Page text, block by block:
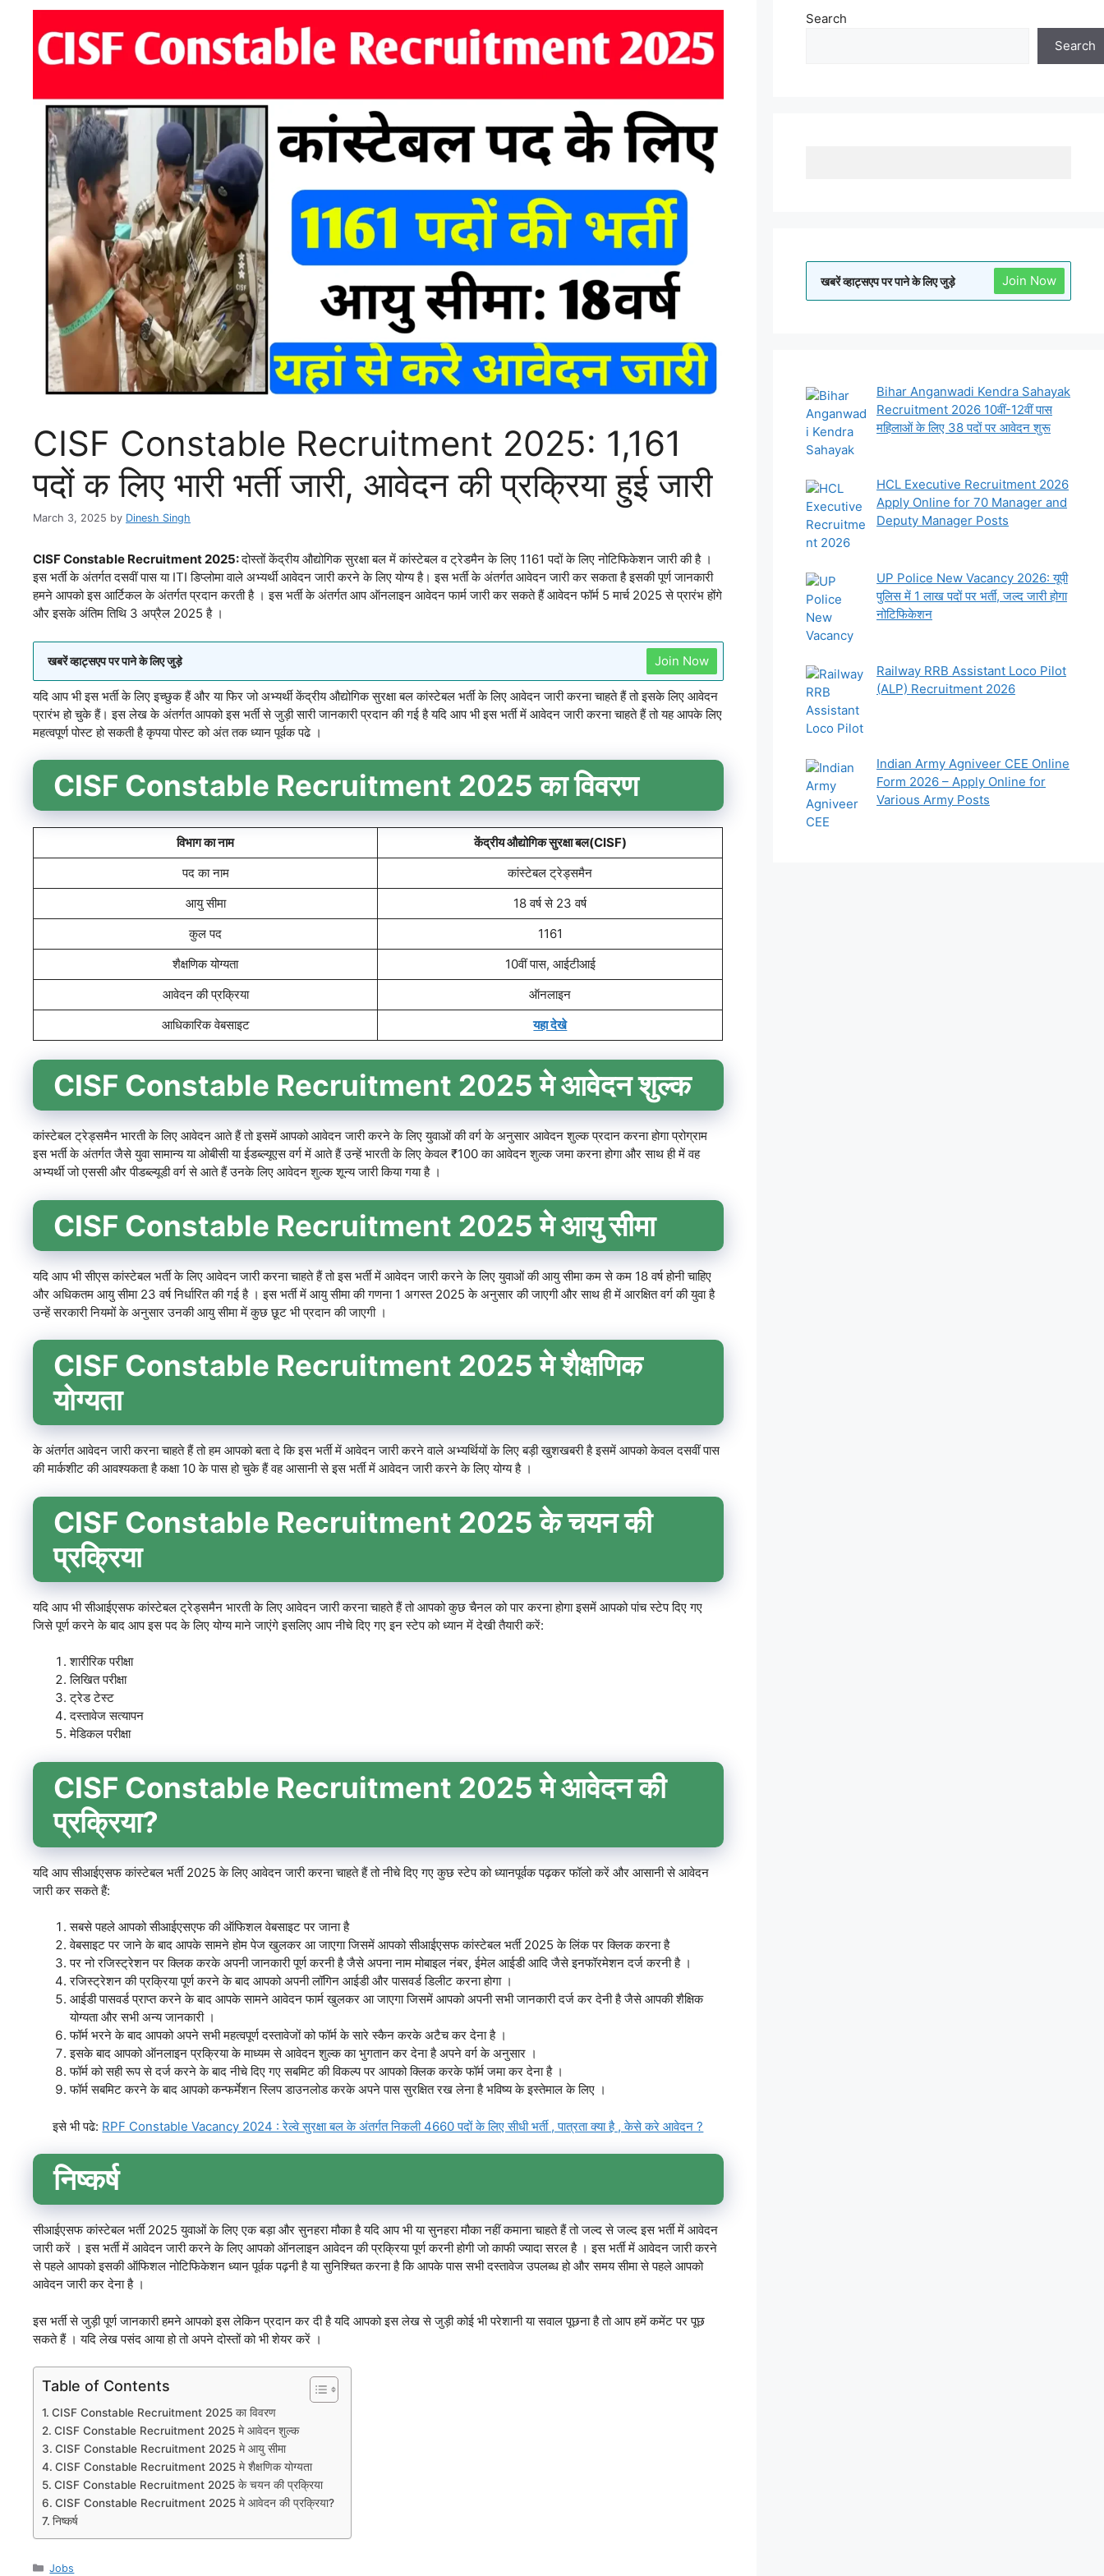
CISF Constable Recruitment 2025: 1,161
पदों क लिए भारी भर्ती जारी, आवेदन की प्रक्रिया हुई जारी
March 3, 2025 by Dinesh Singh
CISF Constable Recruitment 2025:दोस्तों केंद्रीय औद्योगिक सुरक्षा बल में कांस्टेबल व ट्रेडमैन के लिए 1161 पदों के लिए नोटिफिकेशन जारी की है ।
इस भर्ती के अंतर्गत दसवीं पास या ITI डिप्लोमा वाले अभ्यर्थी आवेदन जारी करने के लिए योग्य है। इस भर्ती के अंतर्गत आवेदन जारी कर सकता है इसकी पूर्ण जानकारी
हमने आपको इस आर्टिकल के अंतर्गत प्रदान करती है । इस भर्ती के अंतर्गत आप ऑनलाइन आवेदन फार्म जारी कर सकते हैं आवेदन फॉर्म 5 मार्च 2025 से प्रारंभ होंगे
और इसके अंतिम तिथि 3 अप्रैल 2025 है ।
खबरें व्हाट्सएप पर पाने के लिए जुड़े Join Now
यदि आप भी इस भर्ती के लिए इच्छुक हैं और या फिर जो अभ्यर्थी केंद्रीय औद्योगिक सुरक्षा बल कांस्टेबल भर्ती के लिए आवेदन जारी करना चाहते हैं तो इसके लिए आवेदन
प्रारंभ हो चुके हैं। इस लेख के अंतर्गत आपको इस भर्ती से जुड़ी सारी जानकारी प्रदान की गई है यदि आप भी इस भर्ती में आवेदन जारी करना चाहते हैं तो यह आपके लिए
महत्वपूर्ण पोस्ट हो सकती है कृपया पोस्ट को अंत तक ध्यान पूर्वक पढे ।
CISF Constable Recruitment 2025 का विवरण
विभाग का नाम
केंद्रीय औद्योगिक सुरक्षा बल(CISF)
पद का नाम
कांस्टेबल ट्रेड्समैन
आयु सीमा
18 वर्ष से 23 वर्ष
कुल पद
1161
शैक्षणिक योग्यता
10वीं पास, आईटीआई
आवेदन की प्रक्रिया
ऑनलाइन
आधिकारिक वेबसाइट
यहा देखे
CISF Constable Recruitment 2025 मे आवेदन शुल्क
कांस्टेबल ट्रेड्समैन भारती के लिए आवेदन आते हैं तो इसमें आपको आवेदन जारी करने के लिए युवाओं की वर्ग के अनुसार आवेदन शुल्क प्रदान करना होगा प्रोग्राम
इस भर्ती के अंतर्गत जैसे युवा सामान्य या ओबीसी या ईडब्ल्यूएस वर्ग में आते हैं उन्हें भारती के लिए केवल ₹100 का आवेदन शुल्क जमा करना होगा और साथ ही में वह
अभ्यर्थी जो एससी और पीडब्ल्यूडी वर्ग से आते हैं उनके लिए आवेदन शुल्क शून्य जारी किया गया है ।
CISF Constable Recruitment 2025 मे आयु सीमा
यदि आप भी सीएस कांस्टेबल भर्ती के लिए आवेदन जारी करना चाहते हैं तो इस भर्ती में आवेदन जारी करने के लिए युवाओं की आयु सीमा कम से कम 18 वर्ष होनी चाहिए
और अधिकतम आयु सीमा 23 वर्ष निर्धारित की गई है । इस भर्ती में आयु सीमा की गणना 1 अगस्त 2025 के अनुसार की जाएगी और साथ ही में आरक्षित वर्ग की युवा है
उन्हें सरकारी नियमों के अनुसार उनकी आयु सीमा में कुछ छूट भी प्रदान की जाएगी ।
CISF Constable Recruitment 2025 मे शैक्षणिक
योग्यता
के अंतर्गत आवेदन जारी करना चाहते हैं तो हम आपको बता दे कि इस भर्ती में आवेदन जारी करने वाले अभ्यर्थियों के लिए बड़ी खुशखबरी है इसमें आपको केवल दसवीं पास
की मार्कशीट की आवश्यकता है कक्षा 10 के पास हो चुके हैं वह आसानी से इस भर्ती में आवेदन जारी करने के लिए योग्य है ।
CISF Constable Recruitment 2025 के चयन की
प्रक्रिया
यदि आप भी सीआईएसफ कांस्टेबल ट्रेड्समैन भारती के लिए आवेदन जारी करना चाहते हैं तो आपको कुछ चैनल को पार करना होगा इसमें आपको पांच स्टेप दिए गए
जिसे पूर्ण करने के बाद आप इस पद के लिए योग्य माने जाएंगे इसलिए आप नीचे दिए गए इन स्टेप को ध्यान में देखी तैयारी करें:
शारीरिक परीक्षा
लिखित परीक्षा
ट्रेड टेस्ट
दस्तावेज सत्यापन
मेडिकल परीक्षा
CISF Constable Recruitment 2025 मे आवेदन की
प्रक्रिया?
यदि आप सीआईएसफ कांस्टेबल भर्ती 2025 के लिए आवेदन जारी करना चाहते हैं तो नीचे दिए गए कुछ स्टेप को ध्यानपूर्वक पढ़कर फॉलो करें और आसानी से आवेदन
जारी कर सकते हैं:
सबसे पहले आपको सीआईएसएफ की ऑफिशल वेबसाइट पर जाना है
वेबसाइट पर जाने के बाद आपके सामने होम पेज खुलकर आ जाएगा जिसमें आपको सीआईएसफ कांस्टेबल भर्ती 2025 के लिंक पर क्लिक करना है
पर नो रजिस्ट्रेशन पर क्लिक करके अपनी जानकारी पूर्ण करनी है जैसे अपना नाम मोबाइल नंबर, ईमेल आईडी आदि जैसे इनफॉरमेशन दर्ज करनी है ।
रजिस्ट्रेशन की प्रक्रिया पूर्ण करने के बाद आपको अपनी लॉगिन आईडी और पासवर्ड डिलीट करना होगा ।
आईडी पासवर्ड प्राप्त करने के बाद आपके सामने आवेदन फार्म खुलकर आ जाएगा जिसमें आपको अपनी सभी जानकारी दर्ज कर देनी है जैसे आपकी शैक्षिक
योग्यता और सभी अन्य जानकारी ।
फॉर्म भरने के बाद आपको अपने सभी महत्वपूर्ण दस्तावेजों को फॉर्म के सारे स्कैन करके अटैच कर देना है ।
इसके बाद आपको ऑनलाइन प्रक्रिया के माध्यम से आवेदन शुल्क का भुगतान कर देना है अपने वर्ग के अनुसार ।
फॉर्म को सही रूप से दर्ज करने के बाद नीचे दिए गए सबमिट की विकल्प पर आपको क्लिक करके फॉर्म जमा कर देना है ।
फॉर्म सबमिट करने के बाद आपको कन्फर्मेशन स्लिप डाउनलोड करके अपने पास सुरक्षित रख लेना है भविष्य के इस्तेमाल के लिए ।
इसे भी पढे: RPF Constable Vacancy 2024 : रेल्वे सुरक्षा बल के अंतर्गत निकली 4660 पदों के लिए सीधी भर्ती , पात्रता क्या है , केसे करे आवेदन ?
निष्कर्ष
सीआईएसफ कांस्टेबल भर्ती 2025 युवाओं के लिए एक बड़ा और सुनहरा मौका है यदि आप भी या सुनहरा मौका नहीं कमाना चाहते हैं तो जल्द से जल्द इस भर्ती में आवेदन
जारी करें । इस भर्ती में आवेदन जारी करने के लिए आपको ऑनलाइन आवेदन की प्रक्रिया पूर्ण करनी होगी जो काफी ज्यादा सरल है । इस भर्ती में आवेदन जारी करने
से पहले आपको इसकी ऑफिशल नोटिफिकेशन ध्यान पूर्वक पढ़नी है या सुनिश्चित करना है कि आपके पास सभी दस्तावेज उपलब्ध हो और समय सीमा से पहले आपको
आवेदन जारी कर देना है ।
इस भर्ती से जुड़ी पूर्ण जानकारी हमने आपको इस लेकिन प्रदान कर दी है यदि आपको इस लेख से जुड़ी कोई भी परेशानी या सवाल पूछना है तो आप हमें कमेंट पर पूछ
सकते हैं । यदि लेख पसंद आया हो तो अपने दोस्तों को भी शेयर करें ।
Table of Contents
CISF Constable Recruitment 2025 का विवरण
CISF Constable Recruitment 2025 मे आवेदन शुल्क
CISF Constable Recruitment 2025 मे आयु सीमा
CISF Constable Recruitment 2025 मे शैक्षणिक योग्यता
CISF Constable Recruitment 2025 के चयन की प्रक्रिया
CISF Constable Recruitment 2025 मे आवेदन की प्रक्रिया?
निष्कर्ष
Categories
Jobs
Search
Search
खबरें व्हाट्सएप पर पाने के लिए जुड़े Join Now
Bihar Anganwadi Kendra Sahayak
Recruitment 2026 10वीं-12वीं पास
महिलाओं के लिए 38 पदों पर आवेदन शुरू
HCL Executive Recruitment 2026
Apply Online for 70 Manager and
Deputy Manager Posts
UP Police New Vacancy 2026: यूपी
पुलिस में 1 लाख पदों पर भर्ती, जल्द जारी होगा
नोटिफिकेशन
Railway RRB Assistant Loco Pilot
(ALP) Recruitment 2026
Indian Army Agniveer CEE Online
Form 2026 – Apply Online for
Various Army Posts